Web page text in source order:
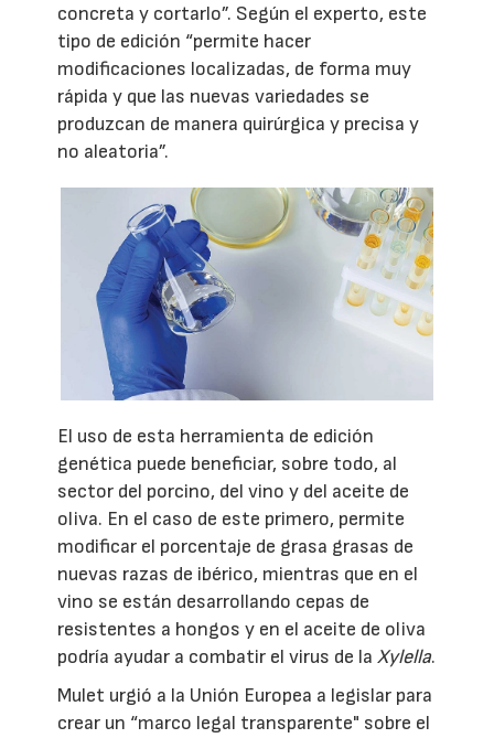
concreta y cortarlo”. Según el experto, este
tipo de edición “permite hacer
modificaciones localizadas, de forma muy
rápida y que las nuevas variedades se
produzcan de manera quirúrgica y precisa y
no aleatoria”.
El uso de esta herramienta de edición
genética puede beneficiar, sobre todo, al
sector del porcino, del vino y del aceite de
oliva. En el caso de este primero, permite
modificar el porcentaje de grasa grasas de
nuevas razas de ibérico, mientras que en el
vino se están desarrollando cepas de
resistentes a hongos y en el aceite de oliva
podría ayudar a combatir el virus de laXylella.
Mulet urgió a la Unión Europea a legislar para
crear un “marco legal transparente" sobre el